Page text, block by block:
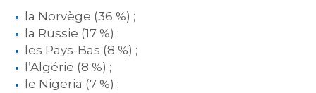
la Norvège (36 %) ;
la Russie (17 %) ;
les Pays-Bas (8 %) ;
l’Algérie (8 %) ;
le Nigeria (7 %) ;